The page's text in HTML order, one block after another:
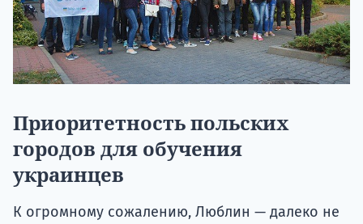
Приоритетность польских
городов для обучения
украинцев
К огромному сожалению, Люблин — далеко не